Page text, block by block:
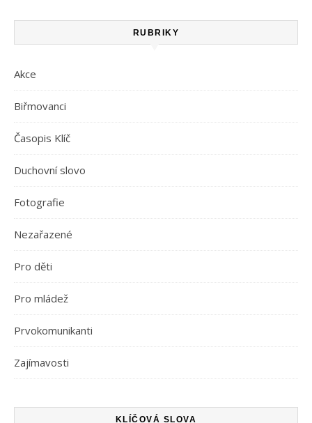
RUBRIKY
Akce
Biřmovanci
Časopis Klíč
Duchovní slovo
Fotografie
Nezařazené
Pro děti
Pro mládež
Prvokomunikanti
Zajímavosti
KLÍČOVÁ SLOVA